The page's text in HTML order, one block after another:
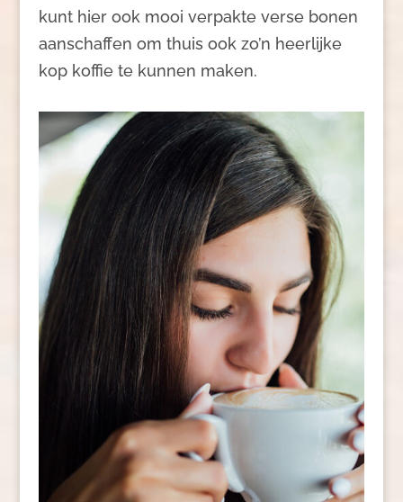
kunt hier ook mooi verpakte verse bonen
aanschaffen om thuis ook zo’n heerlijke
kop koffie te kunnen maken.